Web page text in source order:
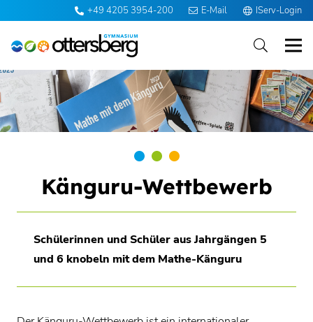
+49 4205 3954-200 E-Mail IServ-Login
Känguru-Wettbewerb
Schülerinnen und Schüler aus Jahrgängen 5
und 6 knobeln mit dem Mathe-Känguru